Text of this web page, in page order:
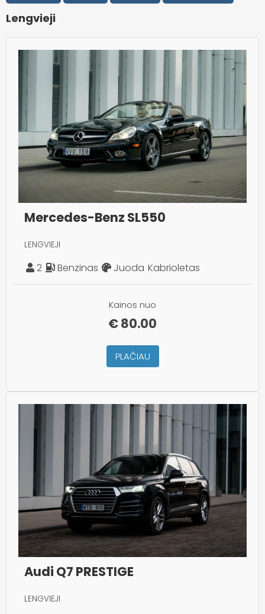
Lengvieji
Mercedes-Benz SL550
LENGVIEJI
2 Benzinas Juoda Kabrioletas
Kainos nuo
€80.00
PLAČIAU
Audi Q7 PRESTIGE
LENGVIEJI